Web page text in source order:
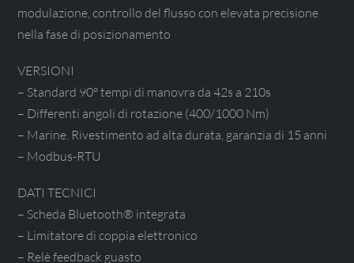
modulazione, controllo del flusso con elevata precisione
nella fase di posizionamento
VERSIONI
– Standard 90° tempi di manovra da 42s a 210s
– Differenti angoli di rotazione (400/1000 Nm)
– Marine. Rivestimento ad alta durata, garanzia di 15 anni
– Modbus-RTU
DATI TECNICI
– Scheda Bluetooth® integrata
– Limitatore di coppia elettronico
– Relè feedback guasto